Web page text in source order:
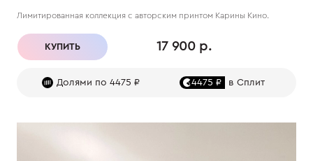
Лимитированная коллекция с авторским принтом Карины Кино.
КУПИТЬ 17 900 р.
Долями по 4475 ₽ 4475 ₽ в Сплит